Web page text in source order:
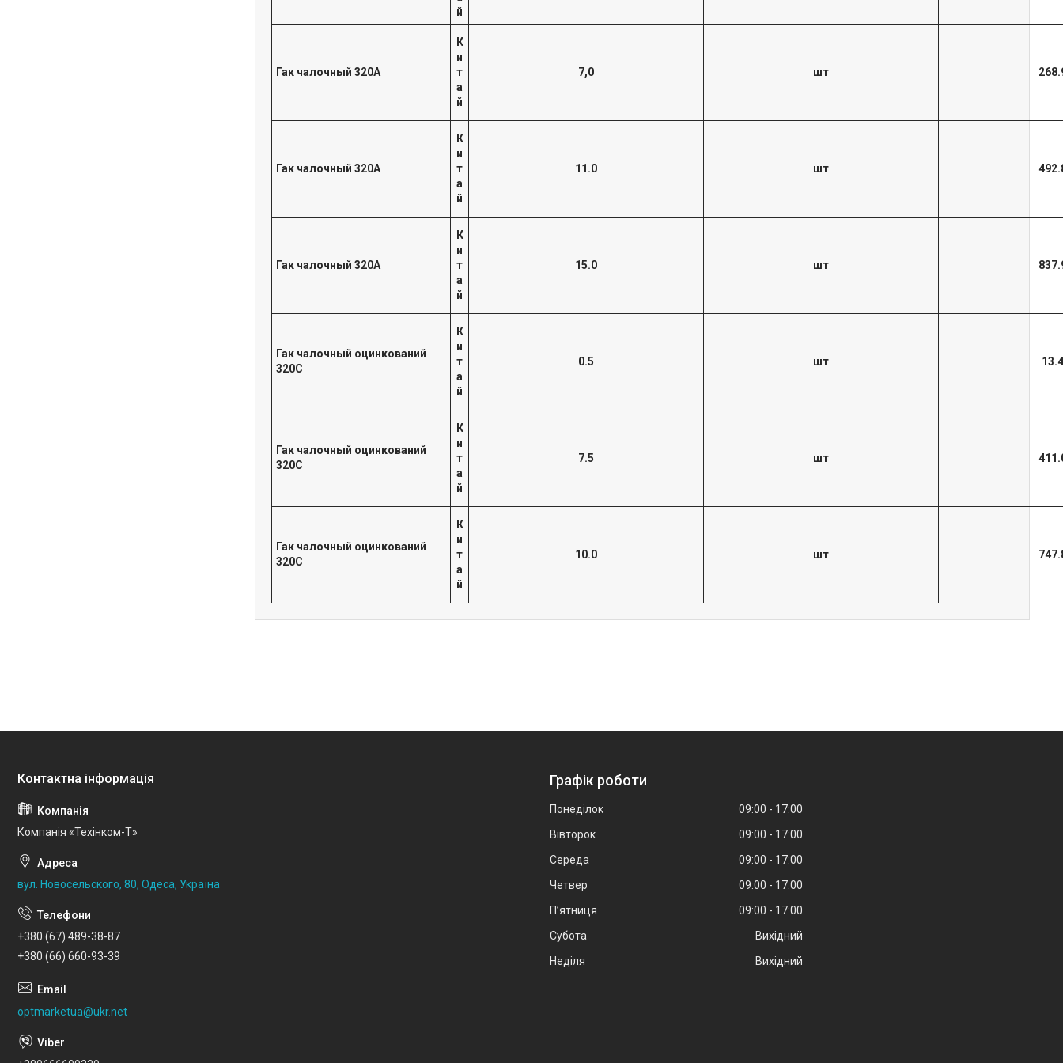
й
Гак чалочный 320А
К
и
т
а
й
7,0 шт
Гак чалочный 320А
К
и
т
а
й
11.0 шт
Гак чалочный 320А
К
и
т
а
й
15.0 шт
Гак чалочный оцинкований
320С
К
и
т
а
й
0.5 шт
Гак чалочный оцинкований
320С
К
и
т
а
й
7.5 шт
Гак чалочный оцинкований
320С
К
и
т
а
й
10.0 шт
Компанія «Техінком-Т»
вул. Новосельского, 80, Одеса, Україна
+380 (67) 489-38-87
+380 (66) 660-93-39
optmarketua@ukr.net
Графік роботи
Понеділок 09:00
17:00
Вівторок
09:00
17:00
Середа
09:00
17:00
Четвер
09:00
17:00
Пʼятниця
09:00
17:00
Субота
Вихідний
Неділя
Вихідний